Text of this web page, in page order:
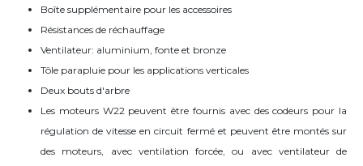
Boîte supplémentaire pour les accessoires
Résistances de réchauffage
Ventilateur: aluminium, fonte et bronze
Tôle parapluie pour les applications verticales
Deux bouts d'arbre
Les moteurs W22 peuvent être fournis avec des codeurs pour la
régulation de vitesse en circuit fermé et peuvent être montés sur
des moteurs, avec ventilation forcée, ou avec ventilateur de